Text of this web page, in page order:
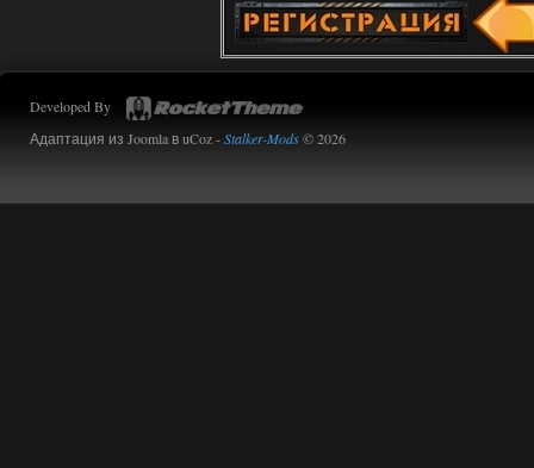
Developed By
Адаптация из Joomla в uCoz -Stalker-Mods© 2026